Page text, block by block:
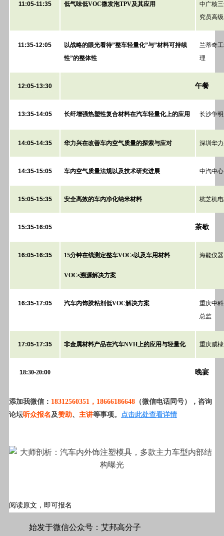
11:05-11:35 低气味低VOC微发泡TPV及其应用
中广核
究员高
11:35-12:05
以战略的眼光看待”整车轻量化”与”材料可持续
性”的整体性
兰蒂奇
理
12:05-13:30 午餐
13:35-14:05 长纤增强热塑性复合材料在汽车轻量化上的应用 长沙争
14:05-14:35 华力兴在改善车内空气质量的探索与应对 深圳华
14:35-15:05 车内空气质量法规以及技术研究进展 中汽中
15:05-15:35 安全高效的车内净化纳米材料 杭芝机
15:35-16:05 茶歇
16:05-16:35 15分钟在线测定整车VOCs以及车用材料
VOCs溯源解决方案
海能仪
16:35-17:05 汽车内饰胶粘剂低VOC解决方案
重庆中
总监
17:05-17:35 非金属材料产品在汽车NVH上的应用与轻量化 重庆威
18:30-20:00 晚宴
添加我微信： 18312560351，18666186648 （微信电话同号），咨询
论坛听众报名及赞助、 主讲等事项。 点击此处查看详情
阅读原文，即可报名
始发于微信公众号：艾邦高分子